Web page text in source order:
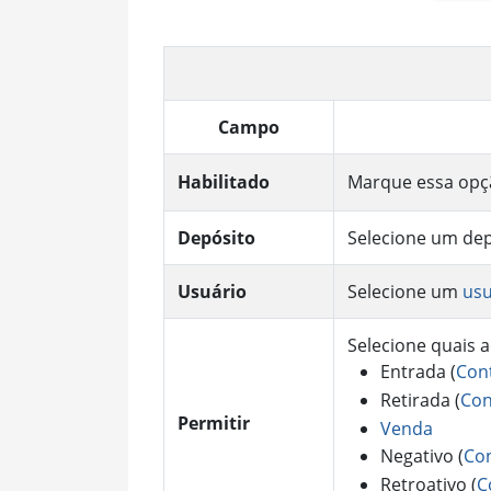
Campo
Habilitado Marque essa
Depósito Selecione um
Usuário Selecione um
Permitir
Selecione quais
Entrada (
Retirada (
Venda
Negativo (
Retroativo (